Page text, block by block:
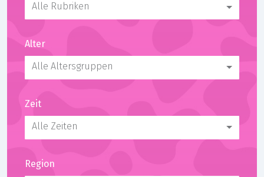
Alle Rubriken
Alter
Alle Altersgruppen
Zeit
Alle Zeiten
Region